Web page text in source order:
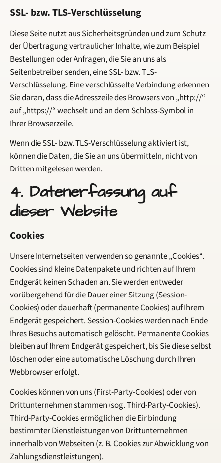
SSL- bzw. TLS-Verschlüsselung
Diese Seite nutzt aus Sicherheitsgründen und zum Schutz
der Übertragung vertraulicher Inhalte, wie zum Beispiel
Bestellungen oder Anfragen, die Sie an uns als
Seitenbetreiber senden, eine SSL- bzw. TLS-
Verschlüsselung. Eine verschlüsselte Verbindung erkennen
Sie daran, dass die Adresszeile des Browsers von „http://“
auf „https://“ wechselt und an dem Schloss-Symbol in
Ihrer Browserzeile.
Wenn die SSL- bzw. TLS-Verschlüsselung aktiviert ist,
können die Daten, die Sie an uns übermitteln, nicht von
Dritten mitgelesen werden.
4. Datenerfassung auf
dieser Website
Cookies
Unsere Internetseiten verwenden so genannte „Cookies“.
Cookies sind kleine Datenpakete und richten auf Ihrem
Endgerät keinen Schaden an. Sie werden entweder
vorübergehend für die Dauer einer Sitzung (Session-
Cookies) oder dauerhaft (permanente Cookies) auf Ihrem
Endgerät gespeichert. Session-Cookies werden nach Ende
Ihres Besuchs automatisch gelöscht. Permanente Cookies
bleiben auf Ihrem Endgerät gespeichert, bis Sie diese selbst
löschen oder eine automatische Löschung durch Ihren
Webbrowser erfolgt.
Cookies können von uns (First-Party-Cookies) oder von
Drittunternehmen stammen (sog. Third-Party-Cookies).
Third-Party-Cookies ermöglichen die Einbindung
bestimmter Dienstleistungen von Drittunternehmen
innerhalb von Webseiten (z. B. Cookies zur Abwicklung von
Zahlungsdienstleistungen).